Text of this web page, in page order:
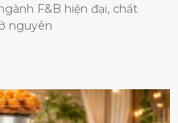
F&B hiện đại, chất
nguyên